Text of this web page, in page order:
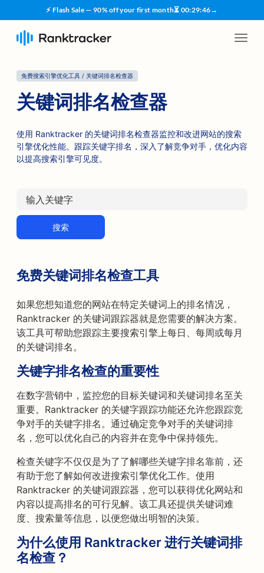
⚡ Flash Sale — 90% off your first month⏳ 00:29:45→
免费搜索引擎优化工具 / 关键词排名检查器
关键词排名检查器
使用 Ranktracker 的关键词排名检查器监控和改进网站的搜索
引擎优化性能。跟踪关键字排名，深入了解竞争对手，优化内容
以提高搜索引擎可见度。
搜索
免费关键词排名检查工具
如果您想知道您的网站在特定关键词上的排名情况，
Ranktracker 的关键词跟踪器就是您需要的解决方案。
该工具可帮助您跟踪主要搜索引擎上每日、每周或每月
的关键词排名。
关键字排名检查的重要性
在数字营销中，监控您的目标关键词和关键词排名至关
重要。Ranktracker 的关键字跟踪功能还允许您跟踪竞
争对手的关键字排名。通过确定竞争对手的关键词排
名，您可以优化自己的内容并在竞争中保持领先。
检查关键字不仅仅是为了了解哪些关键字排名靠前，还
有助于您了解如何改进搜索引擎优化工作。使用
Ranktracker 的关键词跟踪器，您可以获得优化网站和
内容以提高排名的可行见解。该工具还提供关键词难
度、搜索量等信息，以便您做出明智的决策。
为什么使用 Ranktracker 进行关键词排
名检查？